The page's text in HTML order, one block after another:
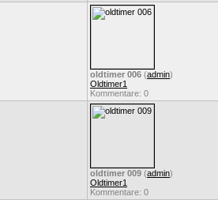
oldtimer 006 (admin)
Oldtimer1
Kommentare: 0
oldtimer 009 (admin)
Oldtimer1
Kommentare: 0